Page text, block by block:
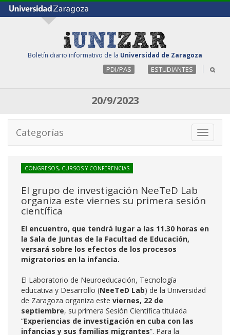
Boletín diario informativo de la Universidad de Zaragoza
PDI/PAS ESTUDIANTES
20/9/2023
Toggle
Categorías
CONGRESOS, CURSOS Y CONFERENCIAS
El grupo de investigación NeeTeD Lab
organiza este viernes su primera sesión
científica
El encuentro, que tendrá lugar a las 11.30 horas en
la Sala de Juntas de la Facultad de Educación,
versará sobre los efectos de los procesos
migratorios en la infancia.
El Laboratorio de Neuroeducación, Tecnología
educativa y Desarrollo (NeeTeD Lab) de la Universidad
de Zaragoza organiza este viernes, 22 de
septiembre, su primera Sesión Científica titulada
“Experiencias de investigación en cuba con las
infancias y sus familias migrantes”. Para la